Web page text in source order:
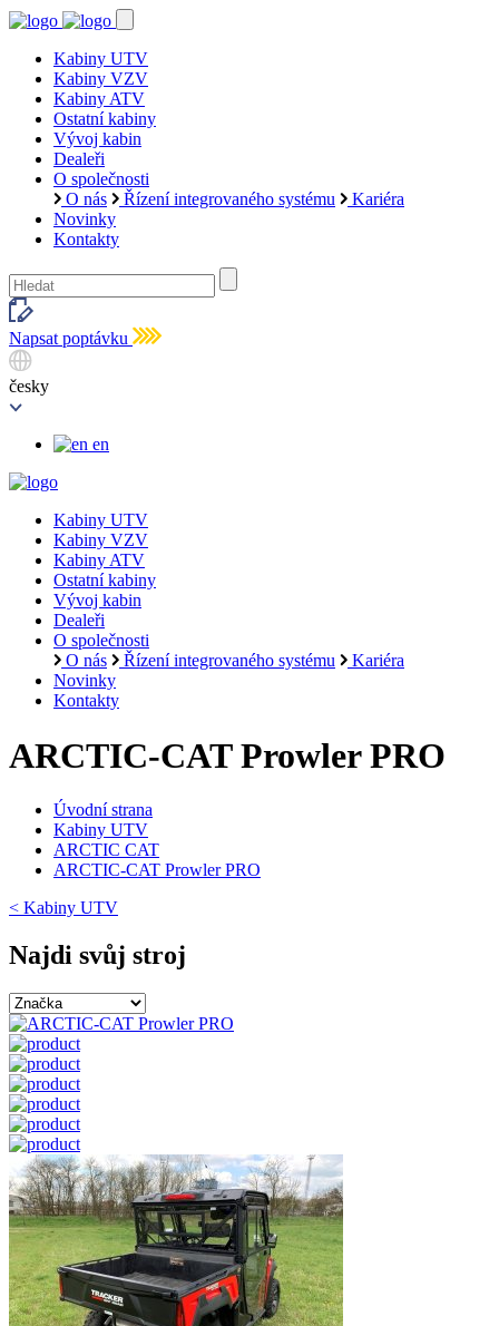
Kabiny UTV
Kabiny VZV
Kabiny ATV
Ostatní kabiny
Vývoj kabin
Dealeři
O společnosti
O nás
Řízení integrovaného systému
Kariéra
Novinky
Kontakty
Napsat poptávku
česky
en
Kabiny UTV
Kabiny VZV
Kabiny ATV
Ostatní kabiny
Vývoj kabin
Dealeři
O společnosti
O nás
Řízení integrovaného systému
Kariéra
Novinky
Kontakty
ARCTIC-CAT Prowler PRO
Úvodní strana
Kabiny UTV
ARCTIC CAT
ARCTIC-CAT Prowler PRO
< Kabiny UTV
Najdi svůj stroj